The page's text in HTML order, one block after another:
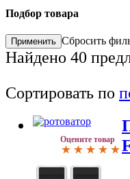
Подбор товара
Сбросить
Найдено 40
Сортировать по
Оцените товар